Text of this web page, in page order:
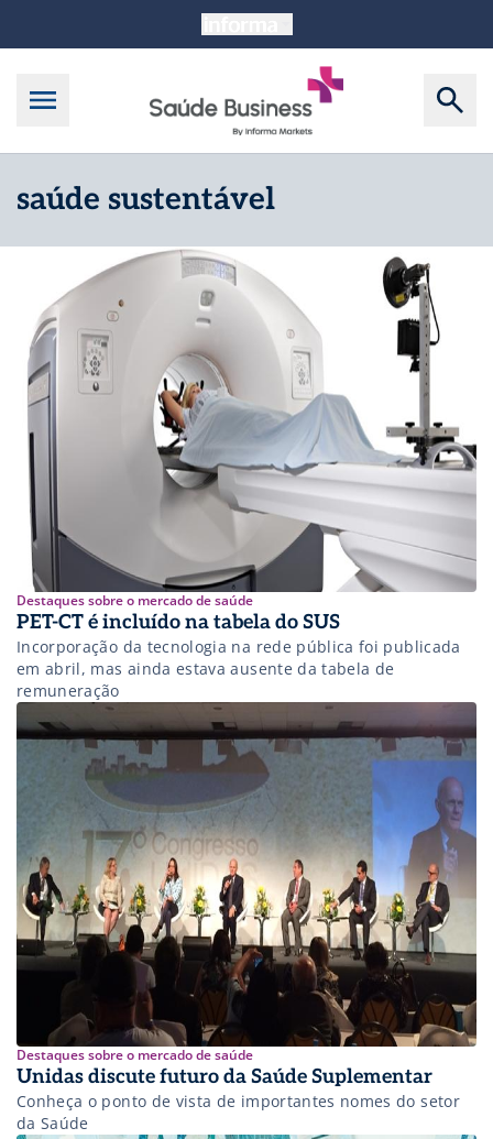
saúde sustentável
Destaques sobre o mercado de saúde
PET-CT é incluído na tabela do SUS
Incorporação da tecnologia na rede pública foi publicada
em abril, mas ainda estava ausente da tabela de
remuneração
Destaques sobre o mercado de saúde
Unidas discute futuro da Saúde Suplementar
Conheça o ponto de vista de importantes nomes do setor
da Saúde